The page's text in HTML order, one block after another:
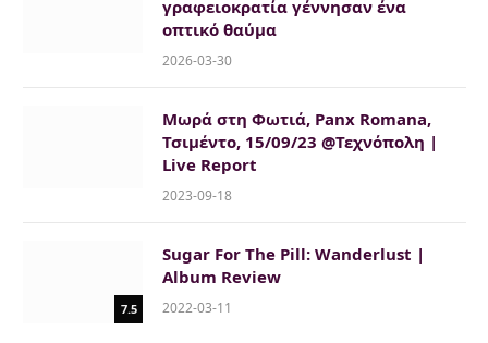
γραφειοκρατία γέννησαν ένα
οπτικό θαύμα
2026-03-30
Μωρά στη Φωτιά, Panx Romana,
Τσιμέντο, 15/09/23 @Τεχνόπολη |
Live Report
2023-09-18
7.5
Sugar For The Pill: Wanderlust |
Album Review
2022-03-11